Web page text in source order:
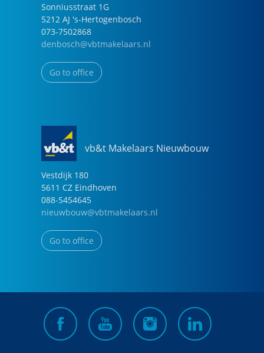
Sonniusstraat 1G
5212 AJ 's-Hertogenbosch
073-7502868
denbosch@vbtmakelaars.nl
Go to office
vb&t Makelaars Nieuwbouw
Vestdijk 180
5611 CZ Eindhoven
088-5454645
nieuwbouw@vbtmakelaars.nl
Go to office